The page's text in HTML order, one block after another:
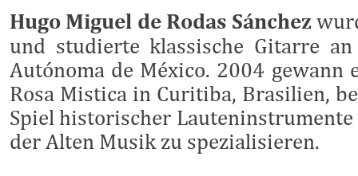
Hugo Miguel de Rodas Sánchez
und studierte klassische Gitarre
Autónoma de México. 2004
Rosa Mistica in Curitiba, Brasilien,
Spiel historischer
der Alten Musik zu spezialisieren.